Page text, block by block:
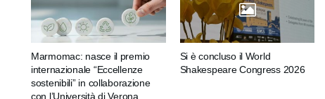
Marmomac: nasce il premio
internazionale “Eccellenze
sostenibili” in collaborazione
con l’Università di Verona
Si è concluso il World
Shakespeare Congress 2026